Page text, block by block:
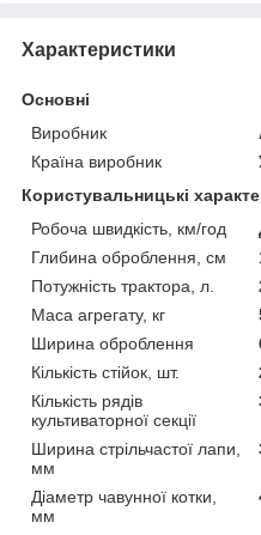
Характеристики
Основні
Виробник
Країна виробник
Користувальницькі
Робоча швидкість, км/год
Глибина оброблення, см
Потужність трактора, л.
Маса агрегату, кг
Ширина оброблення
Кількість стійок, шт.
Кількість рядів
культиваторної секції
Ширина стрільчастої лапи,
мм
Діаметр чавунної котки,
мм